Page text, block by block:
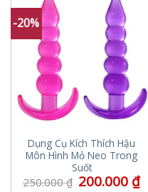
-20%
Dụng Cụ Kích Thích Hậu
Môn Hình Mỏ Neo Trong
Suốt
250.000₫ 200.000 ₫